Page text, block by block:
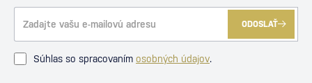
ODOSLAŤ
Súhlas so spracovaním osobných údajov.